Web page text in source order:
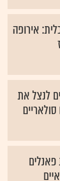
אירופה
לנצל את